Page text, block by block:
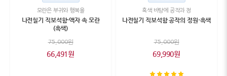
모란은 부귀와 행복을
나전칠기 직보석함-액자 속 모란
(흑색)
75,000원
66,491원
흑색 바탕에 공작과 정
나전칠기 직보석함 공작의 정원-흑색
75,000원
69,990원